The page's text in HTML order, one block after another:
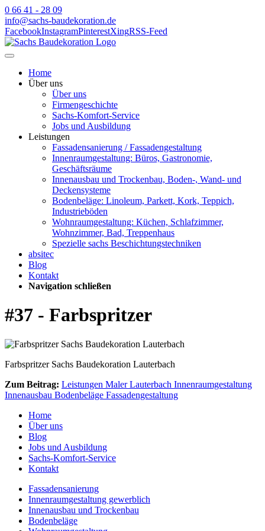
0 66 41 - 28 09
info@sachs-baudekoration.de
FacebookInstagramPinterestXingRSS-Feed
Home
Über uns
Über uns
Firmengeschichte
Sachs-Komfort-Service
Jobs und Ausbildung
Leistungen
Fassadensanierung / Fassadengestaltung
Innenraumgestaltung: Büros, Gastronomie,
Geschäftsräume
Innenausbau und Trockenbau, Boden-, Wand- und
Deckensysteme
Bodenbeläge: Linoleum, Parkett, Kork, Teppich,
Industrieböden
Wohnraumgestaltung: Küchen, Schlafzimmer,
Wohnzimmer, Bad, Treppenhaus
Spezielle sachs Beschichtungstechniken
absitec
Blog
Kontakt
Navigation schließen
#37 - Farbspritzer
Farbspritzer Sachs Baudekoration Lauterbach
Zum Beitrag: Leistungen Maler Lauterbach Innenraumgestaltung
Innenausbau Bodenbeläge Fassadengestaltung
Home
Über uns
Blog
Jobs und Ausbildung
Sachs-Komfort-Service
Kontakt
Fassadensanierung
Innenraumgestaltung gewerblich
Innenausbau und Trockenbau
Bodenbeläge